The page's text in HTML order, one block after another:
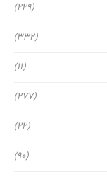
(229)
(332)
(11)
(277)
(22)
(90)